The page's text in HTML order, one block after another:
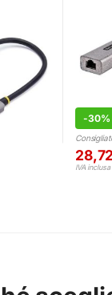
-30%
IVA inclusa